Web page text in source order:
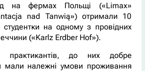
на фермах Польщі («Limax»
nad Tanwią») отримали 10
студентки на одному з провідних
(«Karlz Erdber Hof»).
практикантів, до них добре
мали належні умови проживання